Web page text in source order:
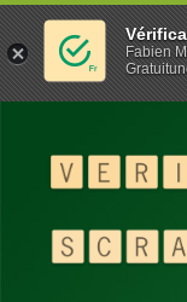
Fabien M